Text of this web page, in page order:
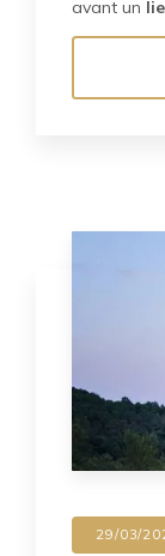
avant un
29/03/